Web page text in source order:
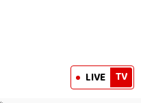
LIVE TV